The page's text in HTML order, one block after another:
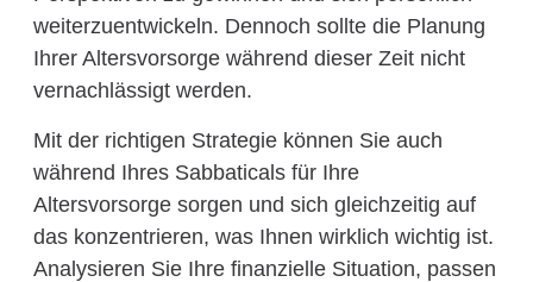
weiterzuentwickeln. Dennoch sollte die Planung
Ihrer Altersvorsorge während dieser Zeit nicht
vernachlässigt werden.
Mit der richtigen Strategie können Sie auch
während Ihres Sabbaticals für Ihre
Altersvorsorge sorgen und sich gleichzeitig auf
das konzentrieren, was Ihnen wirklich wichtig ist.
Analysieren Sie Ihre finanzielle Situation, passen